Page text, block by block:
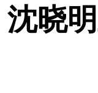
沈晓